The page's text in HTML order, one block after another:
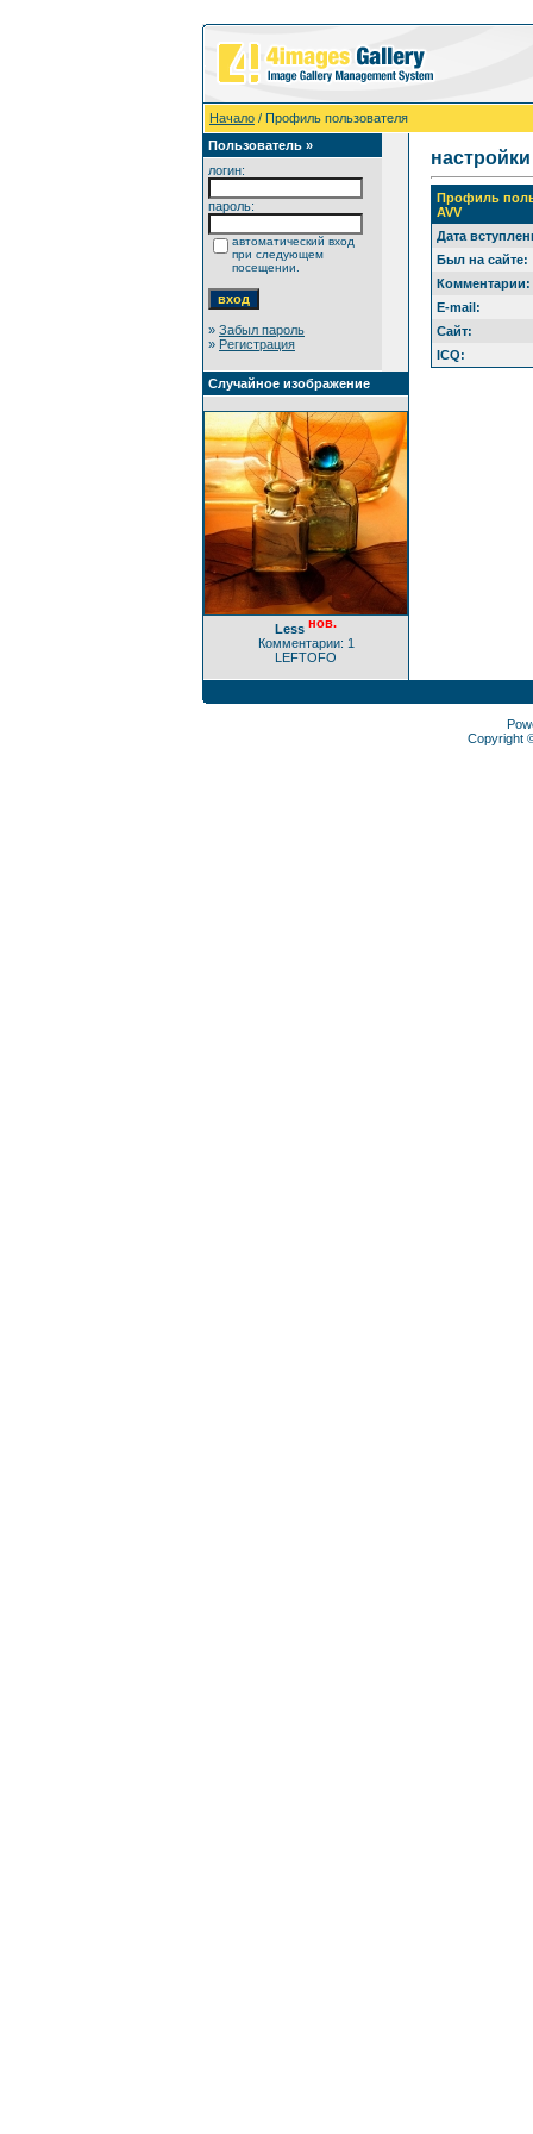
Начало / Профиль пользователя
Пользователь »
логин:
пароль:
автоматический вход
при следующем
посещении.
» Забыл пароль
» Регистрация
Случайное изображение
Less нов.
Комментарии: 1
LEFTOFO
настройки
Профиль
AVV
Дата
Был на сайте:
Комментарии:
E-mail:
Сайт:
ICQ:
Copyright